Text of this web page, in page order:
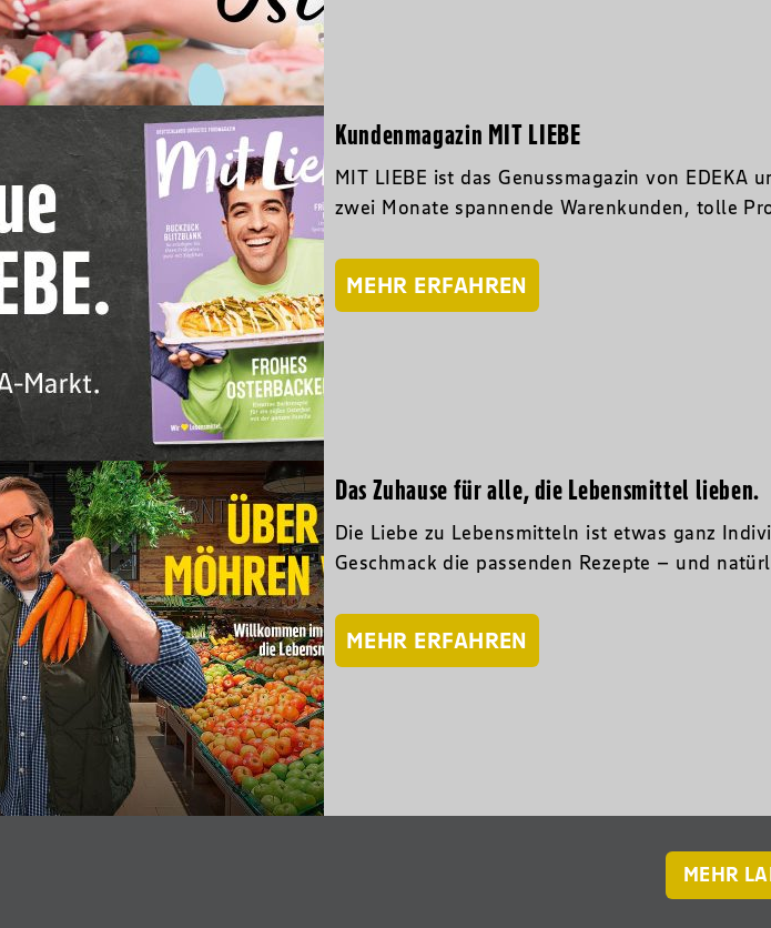
Kundenmagazin MIT LIEBE
MIT LIEBE ist das Genussmagazin von
zwei Monate spannende Warenkunden, tolle
MEHR ERFAHREN
Das Zuhause für alle, die Lebensmittel lieben.
Die Liebe zu Lebensmitteln ist etwas ganz
Geschmack die passenden Rezepte – und
MEHR ERFAHREN
MEHR